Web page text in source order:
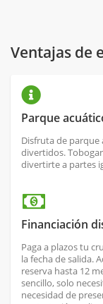
Ventajas de
Parque
Disfruta de parque
divertidos.
divertirte a partes
Financiación
Paga a plazos tu
la fecha de salida.
reserva hasta 12
sencillo, solo
necesidad de